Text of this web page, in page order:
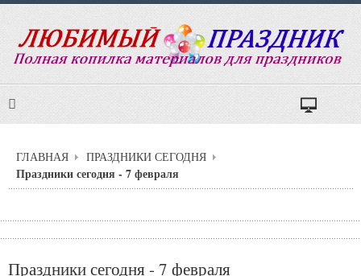
ГЛАВНАЯ ПРАЗДНИКИ СЕГОДНЯ
Праздники сегодня - 7 февраля
Праздники сегодня - 7 февраля